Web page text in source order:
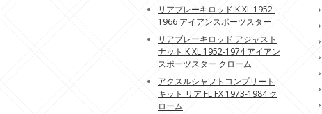
›
›
›
›
›
›
›
リアブレーキロッド K XL 1952-
1966 アイアンスポーツスター
リアブレーキロッド アジャスト
ナット K XL 1952-1974 アイアン
スポーツスター クローム
アクスルシャフトコンプリート
キット リア FL FX 1973-1984 ク
ローム